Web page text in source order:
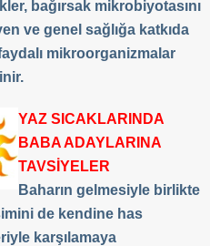
bağırsak mikrobiyotasını
ve genel sağlığa katkıda
mikroorganizmalar
YAZ SICAKLARINDA
BABA ADAYLARINA
TAVSİYELER
Baharın gelmesiyle birlikte
de kendine has
karşılamaya